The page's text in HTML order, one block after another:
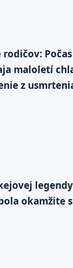
maloletí
z
okamžite